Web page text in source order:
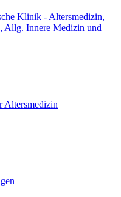
Klinik - Altersmedizin,
Allg. Innere Medizin und
Altersmedizin